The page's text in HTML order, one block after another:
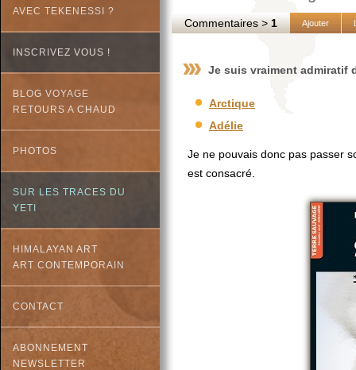
AVEC TEKENESSI ?
INSCRIVEZ VOUS !
BLOG VOYAGE
RETOURS A CHAUD
PHOTOS
SUR LES TRACES DU
YETI
HIMALAYAN ART
ART CONTEMPORAIN
CONTACT
ABONNEMENT
NEWSLETTER
Commentaires >1 Ajouter
Je suis vraiment admiratif
Arctique
Adélie
Je ne pouvais donc pas passer
est consacré.